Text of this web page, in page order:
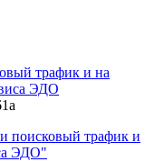
трафик и на
ЭДО
поисковый трафик и
ЭДО"